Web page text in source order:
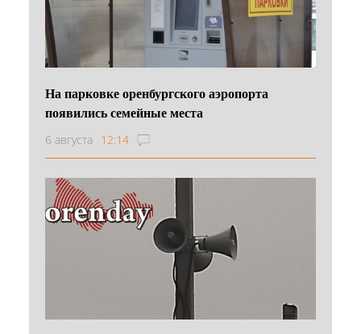
На парковке оренбургского аэропорта
появились семейные места
6 августа 12:14